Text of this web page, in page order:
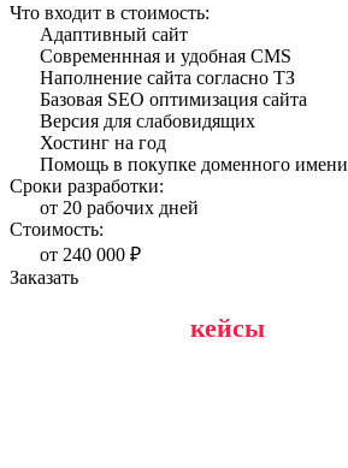
Что входит в стоимость:
Адаптивный сайт
Современнная и удобная CMS
Наполнение сайта согласно ТЗ
Базовая SEO оптимизация сайта
Версия для слабовидящих
Хостинг на год
Помощь в покупке доменного имени
Сроки разработки:
от 20 рабочих дней
Стоимость:
от 240 000 ₽
Заказать
кейсы